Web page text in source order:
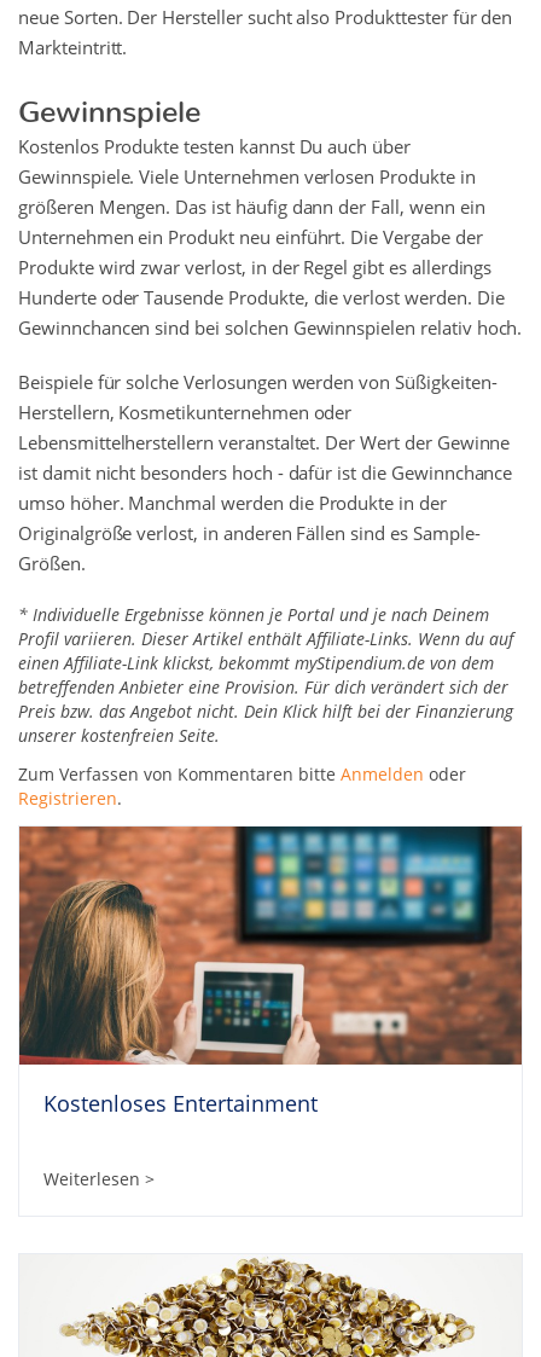
neue Sorten. Der Hersteller sucht also Produkttester für den
Markteintritt.
Gewinnspiele
Kostenlos Produkte testen kannst Du auch über
Gewinnspiele. Viele Unternehmen verlosen Produkte in
größeren Mengen. Das ist häufig dann der Fall, wenn ein
Unternehmen ein Produkt neu einführt. Die Vergabe der
Produkte wird zwar verlost, in der Regel gibt es allerdings
Hunderte oder Tausende Produkte, die verlost werden. Die
Gewinnchancen sind bei solchen Gewinnspielen relativ hoch.
Beispiele für solche Verlosungen werden von Süßigkeiten-
Herstellern, Kosmetikunternehmen oder
Lebensmittelherstellern veranstaltet. Der Wert der Gewinne
ist damit nicht besonders hoch - dafür ist die Gewinnchance
umso höher. Manchmal werden die Produkte in der
Originalgröße verlost, in anderen Fällen sind es Sample-
Größen.
* Individuelle Ergebnisse können je Portal und je nach Deinem
Profil variieren. Dieser Artikel enthält Affiliate-Links. Wenn du auf
einen Affiliate-Link klickst, bekommt myStipendium.de von dem
betreffenden Anbieter eine Provision. Für dich verändert sich der
Preis bzw. das Angebot nicht. Dein Klick hilft bei der Finanzierung
unserer kostenfreien Seite.
Zum Verfassen von Kommentaren bitte Anmelden oder
Registrieren.
Kostenloses Entertainment
Weiterlesen >